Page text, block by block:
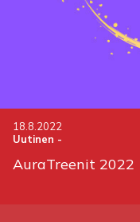
18.8.2022
Uutinen -
AuraTreenit 2022